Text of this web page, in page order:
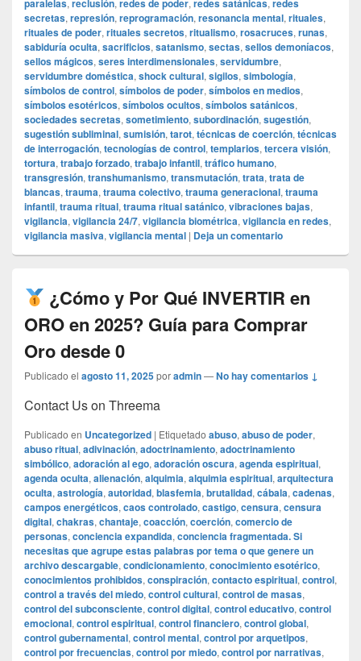
paralelas, reclusión, redes de poder, redes satánicas, redes
secretas, represión, reprogramación, resonancia mental, rituales,
rituales de poder, rituales secretos, ritualismo, rosacruces, runas,
sabiduría oculta, sacrificios, satanismo, sectas, sellos demoníacos,
sellos mágicos, seres interdimensionales, servidumbre,
servidumbre doméstica, shock cultural, sigilos, simbología,
símbolos de control, símbolos de poder, símbolos en medios,
símbolos esotéricos, símbolos ocultos, símbolos satánicos,
sociedades secretas, sometimiento, subordinación, sugestión,
sugestión subliminal, sumisión, tarot, técnicas de coerción, técnicas
de interrogación, tecnologías de control, templarios, tercera visión,
tortura, trabajo forzado, trabajo infantil, tráfico humano,
transgresión, transhumanismo, transmutación, trata, trata de
blancas, trauma, trauma colectivo, trauma generacional, trauma
infantil, trauma ritual, trauma ritual satánico, vibraciones bajas,
vigilancia, vigilancia 24/7, vigilancia biométrica, vigilancia en redes,
vigilancia masiva, vigilancia mental | Deja un comentario
¿Cómo y Por Qué INVERTIR en
ORO en 2025? Guía para Comprar
Oro desde 0
Publicado el agosto 11, 2025poradmin—No hay comentarios ↓
Contact Us on Threema
Publicado en Uncategorized | Etiquetado abuso, abuso de poder,
abuso ritual, adivinación, adoctrinamiento, adoctrinamiento
simbólico, adoración al ego, adoración oscura, agenda espiritual,
agenda oculta, alienación, alquimia, alquimia espiritual, arquitectura
oculta, astrología, autoridad, blasfemia, brutalidad, cábala, cadenas,
campos energéticos, caos controlado, castigo, censura, censura
digital, chakras, chantaje, coacción, coerción, comercio de
personas, conciencia expandida, conciencia fragmentada. Si
necesitas que agrupe estas palabras por tema o que genere un
archivo descargable, condicionamiento, conocimiento esotérico,
conocimientos prohibidos, conspiración, contacto espiritual, control,
control a través del miedo, control cultural, control de masas,
control del subconsciente, control digital, control educativo, control
emocional, control espiritual, control financiero, control global,
control gubernamental, control mental, control por arquetipos,
control por frecuencias, control por miedo, control por narrativas,